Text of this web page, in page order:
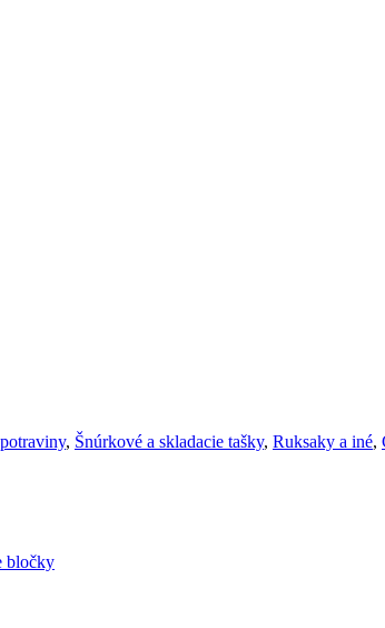
, Šnúrkové a skladacie tašky, Ruksaky a iné,
bločky